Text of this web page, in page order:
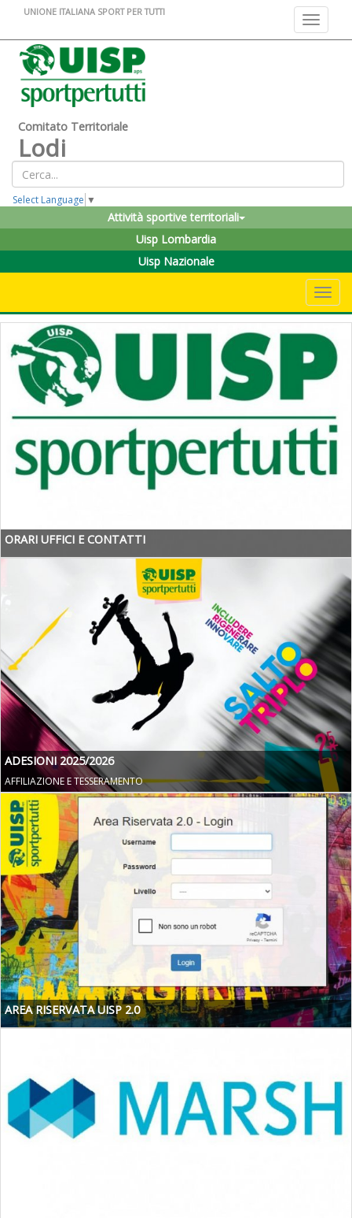
Toggle
UNIONE ITALIANA SPORT PER TUTTI
Comitato Territoriale
Lodi
Select Language ▼
Attività sportive territoriali
Uisp Lombardia
Uisp Nazionale
ORARI UFFICI E CONTATTI
ADESIONI 2025/2026
AFFILIAZIONE E TESSERAMENTO
AREA RISERVATA UISP 2.0